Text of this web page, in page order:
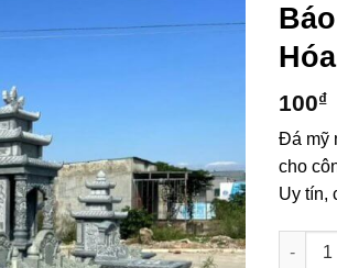
100₫
Đá mỹ
cho
Uy tín,
Báo